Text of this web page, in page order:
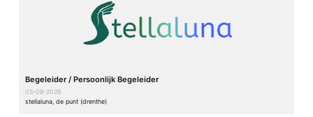
Begeleider / Persoonlijk Begeleider
05-08-2026
stellaluna, de punt (drenthe)